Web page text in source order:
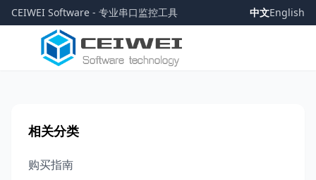
CEIWEI Software - 专业串口监控工具 中文English
相关分类
购买指南